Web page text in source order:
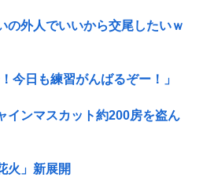
の外人でいいから交尾したいｗ
今日も練習がんばるぞー！」
インマスカット約200房を盗ん
火」新展開